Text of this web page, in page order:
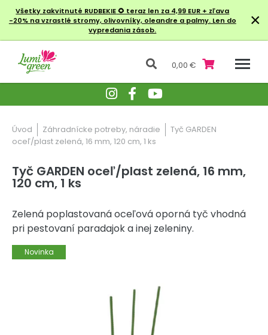
Všetky zakvitnuté RUDBEKIE🌻 teraz len za 4,99 EUR + zľava
-20% na vzrastlé stromy, olivovníky, oleandre a palmy. Len do
vypredania zásob.
×
0,00 €
Úvod Záhradnícke potreby, náradie
Tyč GARDEN
oceľ/plast zelená, 16 mm, 120 cm, 1 ks
Tyč GARDEN oceľ/plast zelená, 16 mm,
120 cm, 1 ks
Zelená poplastovaná oceľová oporná tyč vhodná
pri pestovaní paradajok a inej zeleniny.
Novinka